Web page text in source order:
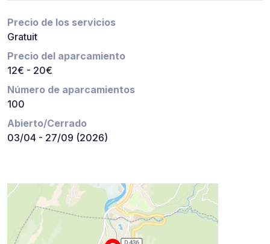
Precio de los servicios
Gratuit
Precio del aparcamiento
12€ - 20€
Número de aparcamientos
100
Abierto/Cerrado
03/04 - 27/09 (2026)